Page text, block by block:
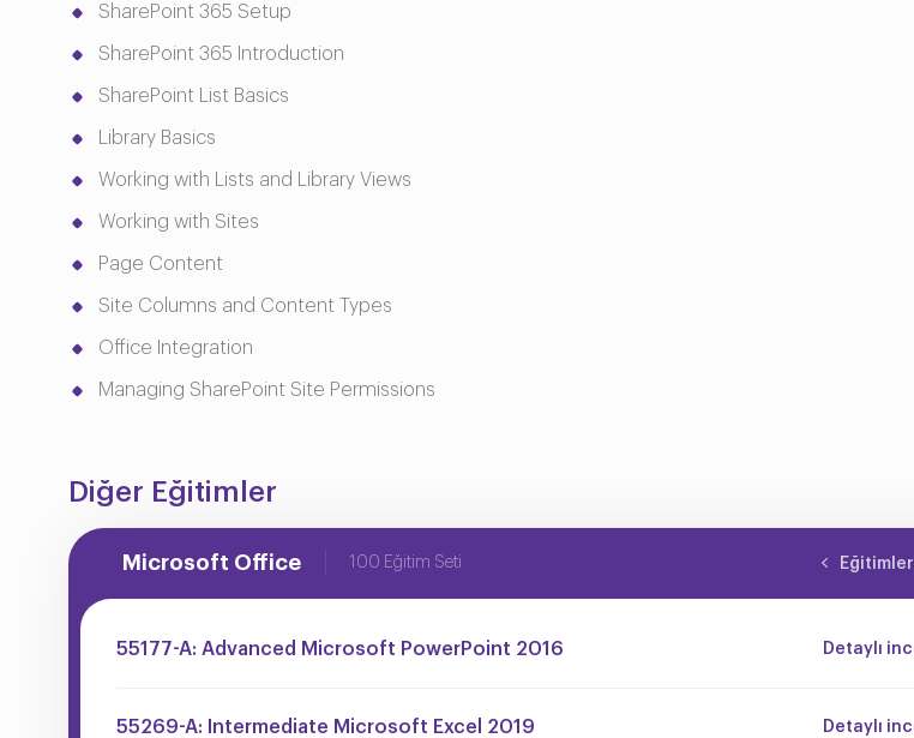
SharePoint 365 Setup
SharePoint 365 Introduction
SharePoint List Basics
Library Basics
Working with Lists and Library Views
Working with Sites
Page Content
Site Columns and Content Types
Office Integration
Managing SharePoint Site Permissions
Diğer Eğitimler
Microsoft Office 100 Eğitim Seti
55177-A: Advanced Microsoft PowerPoint 2016 Detaylı
55269-A: Intermediate Microsoft Excel 2019 Detaylı